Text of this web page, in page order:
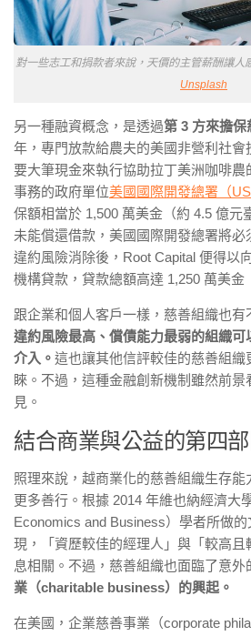
對一些志工和捐款者來說，天價的主管薪酬讓人
Unsplash
另一種融資概念，是透過第 3 方來擔
年，專門放款給農夫的美國非營利社會
要大筆現金來執行協助拉丁美洲咖啡
事務的政府單位美國國際開發總署（
保額相當於 1,500 萬美金（約 4.5 億元
未能償還借款，美國國際開發總署將必
違約風險消除後，Root Capital 便得以
機構貸款，貸款總額高達 1,250 萬美金
跟企業和個人客戶一樣，慈善組織也有
違約風險最高、償債能力最弱的組織
介入。 這也讓其他信評較佳的慈善組織
睞。不過，這種金融創新機制雖然前
見。
結合商業與公益的第四
照理來說，越商業化的慈善組織生存
更多善行。根據 2014 年維也納經濟大
Economics and Business）學者所做
現，「資歷較佳的經理人」與「較高且
息相關。不過，慈善組織也面臨了意外
業（charitable business）的興起。
在美國，企業慈善事業（corporate